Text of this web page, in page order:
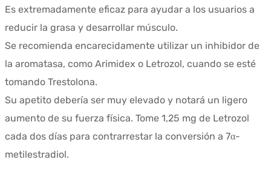
Es extremadamente eficaz para ayudar a los usuarios a
reducir la grasa y desarrollar músculo.
Se recomienda encarecidamente utilizar un inhibidor de
la aromatasa, como Arimidex o Letrozol, cuando se esté
tomando Trestolona.
Su apetito debería ser muy elevado y notará un ligero
aumento de su fuerza física. Tome 1,25 mg de Letrozol
cada dos días para contrarrestar la conversión a 7α-
metilestradiol.